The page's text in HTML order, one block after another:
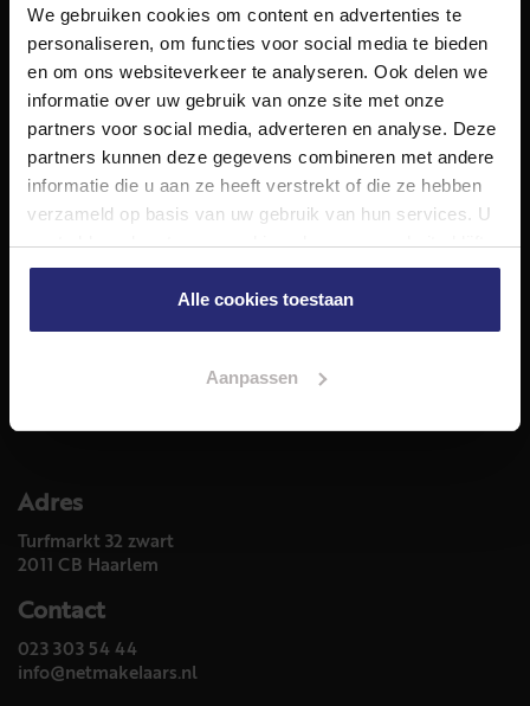
We gebruiken cookies om content en advertenties te
personaliseren, om functies voor social media te bieden
en om ons websiteverkeer te analyseren. Ook delen we
informatie over uw gebruik van onze site met onze
partners voor social media, adverteren en analyse. Deze
partners kunnen deze gegevens combineren met andere
informatie die u aan ze heeft verstrekt of die ze hebben
verzameld op basis van uw gebruik van hun services. U
gaat akkoord met onze cookies als u onze website blijft
gebruiken.
Alle cookies toestaan
Aanpassen
NET Makelaars is een modern makelaarskantoor met
decennialange ervaring in het vak en diepgaande kennis
van de huizenmarkt in Haarlem en omstreken.
Volg ons op
Diensten
Aankoop
Meer informatie over
Adres
Turfmarkt 32 zwart
2011 CB Haarlem
Contact
023 303 54 44
info@netmakelaars.nl